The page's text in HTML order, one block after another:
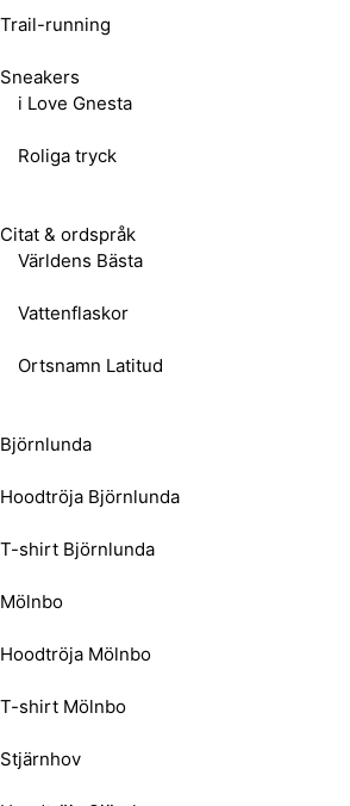
Trail-running
Sneakers
i Love Gnesta
Roliga tryck
Citat & ordspråk
Världens Bästa
Vattenflaskor
Ortsnamn Latitud
Björnlunda
Hoodtröja Björnlunda
T-shirt Björnlunda
Mölnbo
Hoodtröja Mölnbo
T-shirt Mölnbo
Stjärnhov